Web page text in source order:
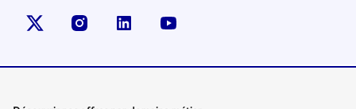
X (anciennement Twitter)
instagramlinkedin